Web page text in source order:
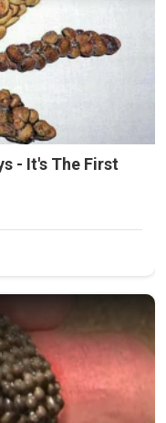
- It's The First